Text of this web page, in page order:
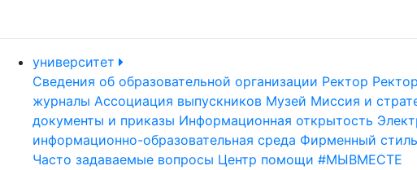
университет
Сведения об образовательной организации Ректор
журналы Ассоциация выпускников Музей Миссия и
документы и приказы Информационная открытость
информационно-образовательная среда Фирменный стиль
Часто задаваемые вопросы Центр помощи #МЫВМЕСТЕ